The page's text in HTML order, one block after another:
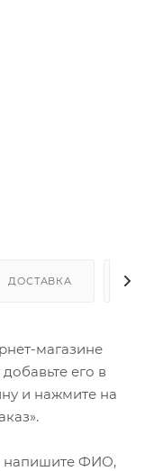
ДОСТАВКА
магазине
его в
и нажмите на
напишите ФИО,